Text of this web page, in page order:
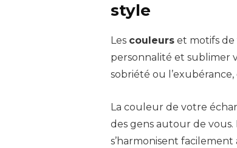
style
Les couleurset motifs de
personnalité et sublimer
sobriété ou
La couleur de votre
des gens autour de
s’harmonisent